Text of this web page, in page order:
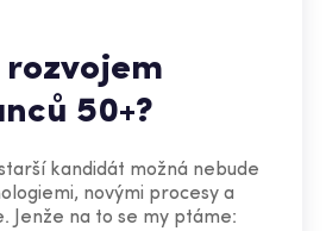
rozvojem
50+?
kandidát možná nebude
novými procesy a
Jenže na to se my ptáme: